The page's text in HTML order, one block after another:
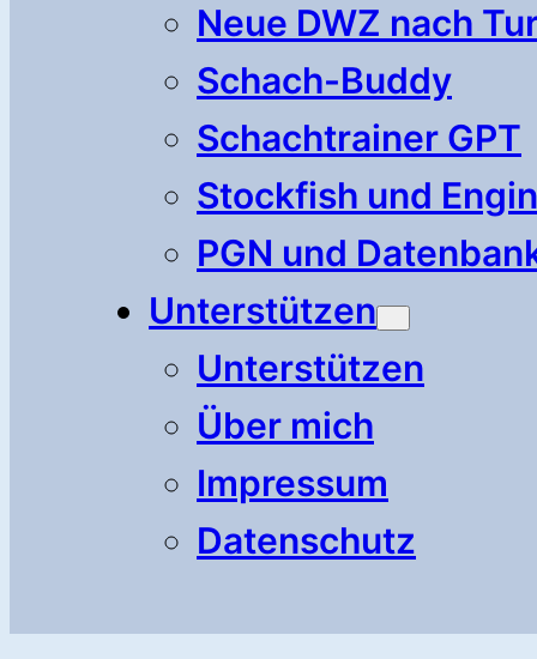
Neue DWZ nach
Schach-Buddy
Schachtrainer GPT
Stockfish und
PGN und
Unterstützen
Unterstützen
Über mich
Impressum
Datenschutz